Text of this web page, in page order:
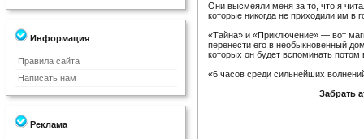
Информация
Правила сайта
Написать нам
Реклама
Они высмеяли меня за то, что я
которые никогда не приходили им в
«Тайна» и «Приключение» — вот
перенести его в необыкновенный
которых он будет вспоминать
«6 часов среди сильнейших
Забрать